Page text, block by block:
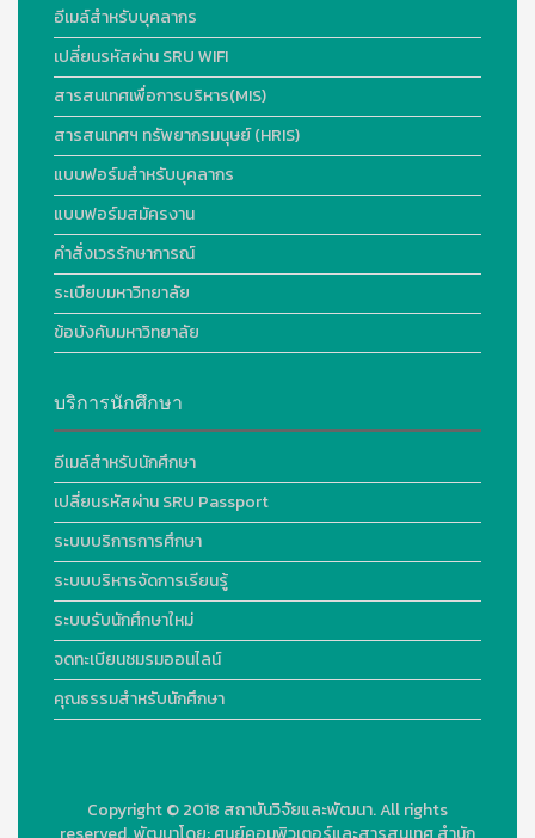
อีเมล์สำหรับบุคลากร
เปลี่ยนรหัสผ่าน SRU WIFI
สารสนเทศเพื่อการบริหาร(MIS)
สารสนเทศฯ ทรัพยากรมนุษย์ (HRIS)
แบบฟอร์มสำหรับบุคลากร
แบบฟอร์มสมัครงาน
คำสั่งเวรรักษาการณ์
ระเบียบมหาวิทยาลัย
ข้อบังคับมหาวิทยาลัย
บริการนักศึกษา
อีเมล์สำหรับนักศึกษา
เปลี่ยนรหัสผ่าน SRU Passport
ระบบบริการการศึกษา
ระบบบริหารจัดการเรียนรู้
ระบบรับนักศึกษาใหม่
จดทะเบียนชมรมออนไลน์
คุณธรรมสำหรับนักศึกษา
Copyright © 2018 สถาบันวิจัยและพัฒนา. All rights